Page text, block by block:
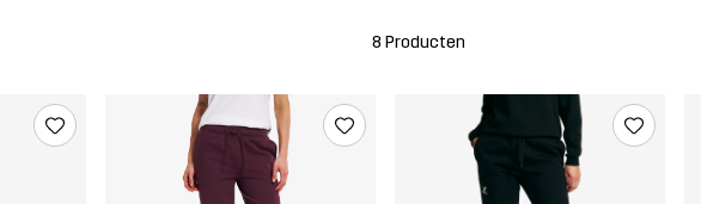
8 Producten